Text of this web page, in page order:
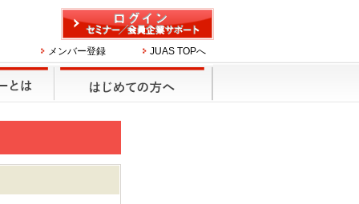
メンバー登録 JUAS TOPへ